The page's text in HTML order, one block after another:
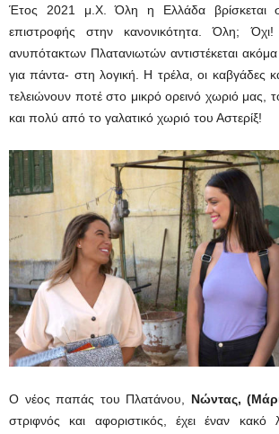
Έτος 2021 μ.Χ. Όλη η Ελλάδα βρίσκεται
επιστροφής στην κανονικότητα. Όλη;
ανυπότακτων Πλατανιωτών αντιστέκεται ακόμα
για πάντα- στη λογική. Η τρέλα, οι καβγάδες
τελειώνουν ποτέ στο μικρό ορεινό χωριό μας,
και πολύ από το γαλατικό χωριό του Αστερίξ!
Ο νέος παπάς του Πλατάνου, Νώντας,
στριφνός και αφοριστικός, έχει έναν